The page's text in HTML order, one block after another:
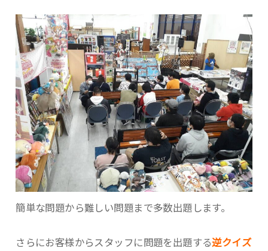
簡単な問題から難しい問題まで多数出題します。
さらにお客様からスタッフに問題を出題する逆クイズ